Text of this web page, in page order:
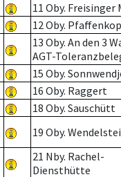
11 Oby. Freisinger
12 Oby.
13 Oby. An den 3
AGT-
15 Oby.
16 Oby. Raggert
18 Oby. Sauschütt
19 Oby.
21 Nby. Rachel-
Diensthütte